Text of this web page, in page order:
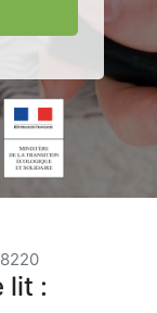
lit :